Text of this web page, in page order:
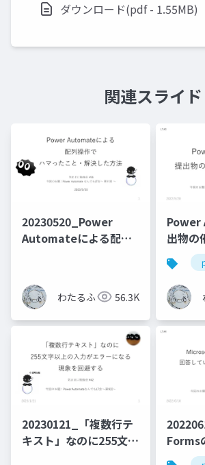
ダウンロード(pdf - 1.55MB)
関連スライド
20230520_Power
Automateによる配列
わたるふ 56.3K
出物の
た話
20230121_「複数行テ
キスト」なのに255文字
Forms
答して